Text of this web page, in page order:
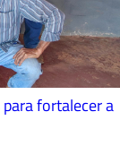
fortalecer a